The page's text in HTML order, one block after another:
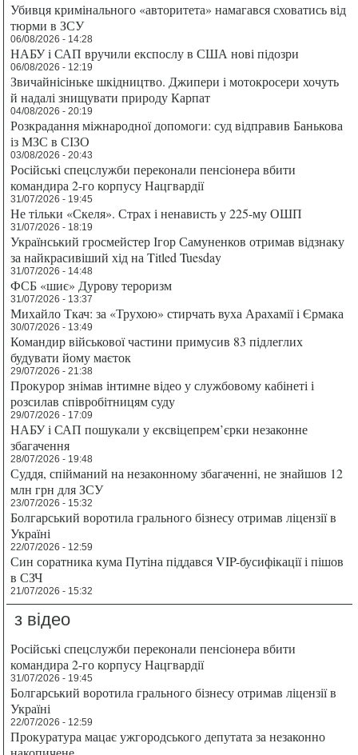
Убивця кримінального «авторитета» намагався сховатись від
тюрми в ЗСУ
06/08/2026 - 14:28
НАБУ і САП вручили експослу в США нові підозри
06/08/2026 - 12:19
Звичайнісіньке шкідництво. Джипери і мотокросери хочуть
й надалі знищувати природу Карпат
04/08/2026 - 20:19
Розкрадання міжнародної допомоги: суд відправив Банькова
із МЗС в СІЗО
03/08/2026 - 20:43
Російські спецслужби переконали пенсіонера вбити
командира 2-го корпусу Нацгвардії
31/07/2026 - 19:45
Не тільки «Скеля». Страх і ненависть у 225-му ОШП
31/07/2026 - 18:19
Український гросмейстер Ігор Самуненков отримав відзнаку
за найкрасивіший хід на Titled Tuesday
31/07/2026 - 14:48
ФСБ «шиє» Дурову тероризм
31/07/2026 - 13:37
Михайло Ткач: за «Трухою» стирчать вуха Арахамії і Єрмака
30/07/2026 - 13:49
Командир військової частини примусив 83 підлеглих
будувати йому маєток
29/07/2026 - 21:38
Прокурор знімав інтимне відео у службовому кабінеті і
розсилав співробітницям суду
29/07/2026 - 17:09
НАБУ і САП пошукали у ексвіцепрем’єрки незаконне
збагачення
28/07/2026 - 19:48
Суддя, спійманий на незаконному збагаченні, не знайшов 12
млн грн для ЗСУ
23/07/2026 - 15:32
Болгарський воротила грального бізнесу отримав ліцензії в
Україні
22/07/2026 - 12:59
Син соратника кума Путіна піддався VIP-бусифікації і пішов
в СЗЧ
21/07/2026 - 15:32
з відео
Російські спецслужби переконали пенсіонера вбити
командира 2-го корпусу Нацгвардії
31/07/2026 - 19:45
Болгарський воротила грального бізнесу отримав ліцензії в
Україні
22/07/2026 - 12:59
Прокуратура мацає ужгородського депутата за незаконно